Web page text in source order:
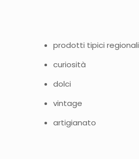
prodotti tipici regionali
curiosità
dolci
vintage
artigianato